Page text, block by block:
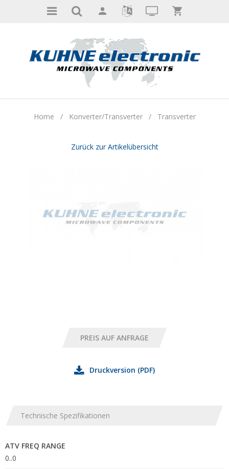
Home / Konverter/Transverter / Transverter
Zurück zur Artikelübersicht
Druckversion (PDF)
Technische Spezifikationen
ATV FREQ RANGE
0..0